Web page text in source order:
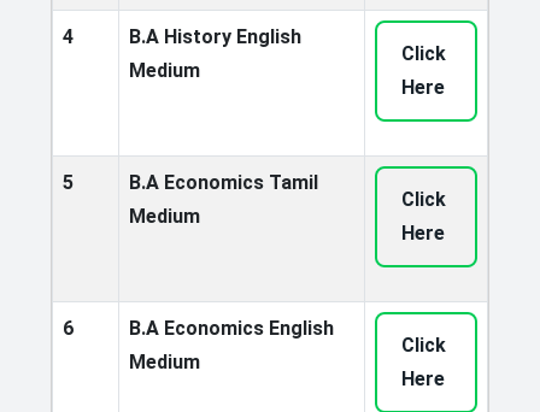
4
B.A History English
Medium
Click
Here
5
B.A Economics Tamil
Medium
Click
Here
6
B.A Economics English
Medium
Click
Here